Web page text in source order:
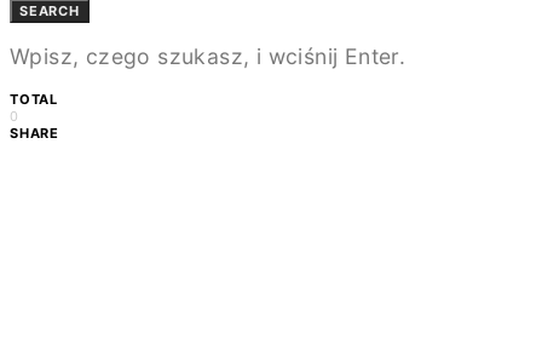
SEARCH
Wpisz, czego szukasz, i wciśnij Enter.
TOTAL
0
SHARE